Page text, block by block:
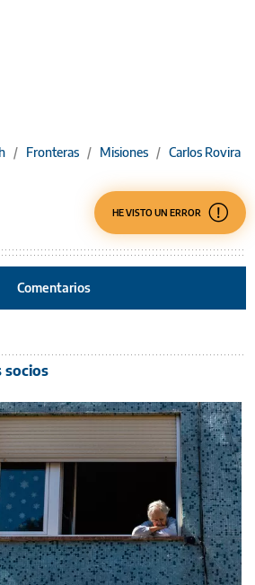
/ Fronteras / Misiones / Carlos Rovira
HE VISTO UN ERROR
Comentarios
socios